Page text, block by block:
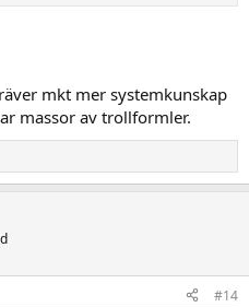
mkt mer systemkunskap
massor av trollformler.
#14